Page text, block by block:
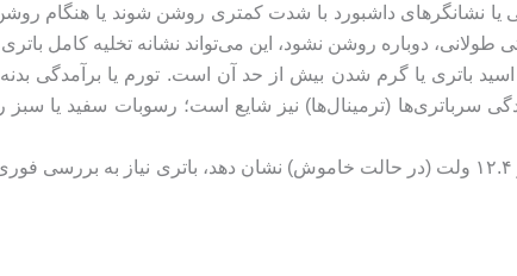
نشانگرهای داشبورد با شدت کمتری روشن شوند یا هنگام
دوباره روشن نشود، این می‌تواند نشانه تخلیه کامل باتری
باتری یا گرم شدن بیش از حد آن است. تورم یا برآمدگی بدنه
سرباتری‌ها (ترمینال‌ها) نیز شایع است؛ رسوبات سفید یا سبز
در نهایت، اگر چراغ هشدار باتری روی داشبورد روشن شود یا دستگاه تست باتری ولتاژ کمتر از ۱۲.۴ ولت (در حالت خاموش) نشان